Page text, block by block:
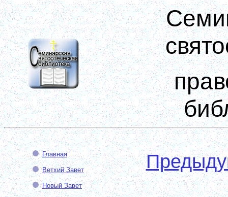
Главная
Ветхий Завет
Новый Завет